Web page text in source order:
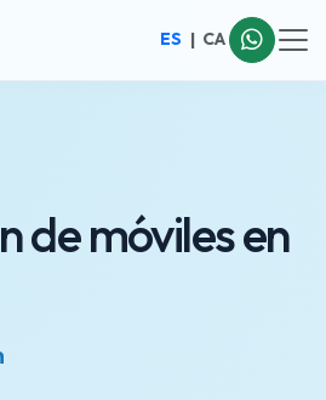
ES | CA
de móviles en